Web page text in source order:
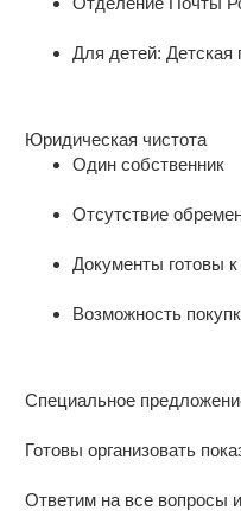
Для детей:
Юридическая чистота
Один собственник
Отсутствие
Документы готовы
Возможность
Специальное
Готовы организовать
Ответим на все вопросы